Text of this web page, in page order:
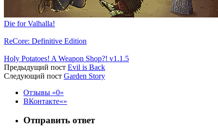
Die for Valhalla!
ReCore: Definitive Edition
Holy Potatoes! A Weapon Shop?! v1.1.5
Предыдущий пост Evil is Back
Следующий пост Garden Story
Отзывы
0
ВКонтакте
Отправить ответ